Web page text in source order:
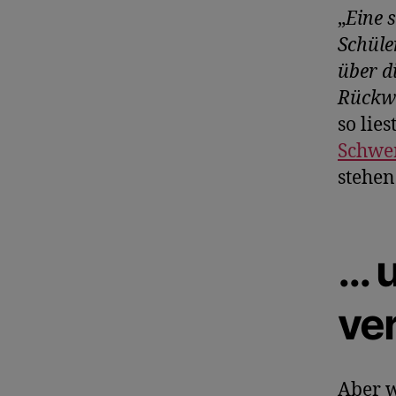
„Eine
über
so
…
Aber